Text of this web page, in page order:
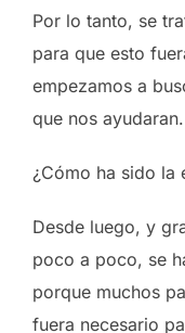
Por lo tanto, se
para que esto
empezamos a
que nos ayudaran.
¿Cómo ha sido la
Desde luego, y
poco a poco, se
porque muchos
fuera necesario